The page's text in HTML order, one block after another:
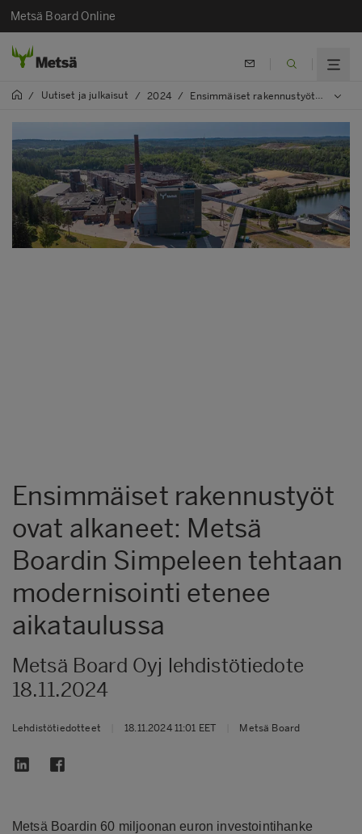
Metsä Board Online
/ Uutiset ja julkaisut / 2024 / Ensimmäiset rakennustyöt ovat alkaneet: Metsä Boardin Simpeleen tehtaan modernisointi etenee aikataulussa
Ensimmäiset rakennustyöt
ovat alkaneet: Metsä
Boardin Simpeleen tehtaan
modernisointi etenee
aikataulussa
Metsä Board Oyj lehdistötiedote
18.11.2024
Lehdistötiedotteet 18.11.2024 11:01 EET Metsä Board
Metsä Boardin 60 miljoonan euron investointihanke